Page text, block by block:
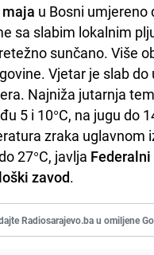
u Bosni umjereno
sa slabim lokalnim
sunčano. Više
Vjetar je slab
Najniža jutarnja
5 i 10°C, na jugu do
zraka uglavnom
27°C, javlja Federalni
zavod.
Radiosarajevo.ba u omiljene